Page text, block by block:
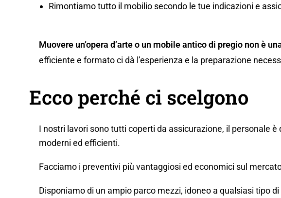
Rimontiamo tutto il mobilio secondo le tue indicazioni e
Muovere un’opera d’arte o un mobile antico di pregio non è
efficiente e formato ci dà l’esperienza e la preparazione
Ecco perché ci scelgono
I nostri lavori sono tutti coperti da assicurazione, il personale
moderni ed efficienti.
Facciamo i preventivi più vantaggiosi ed economici sul
Disponiamo di un ampio parco mezzi, idoneo a qualsiasi tipo